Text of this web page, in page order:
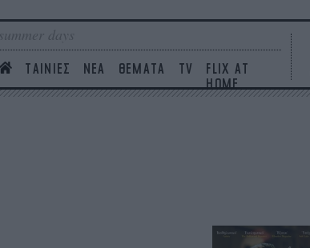
summer days
ΤΑΙΝΙΕΣ ΝΕΑ ΘΕΜΑΤΑ TV
FLIX AT
HOME